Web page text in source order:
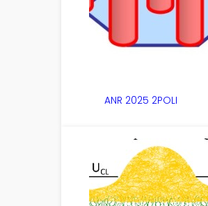
ANR 2025 2POLI